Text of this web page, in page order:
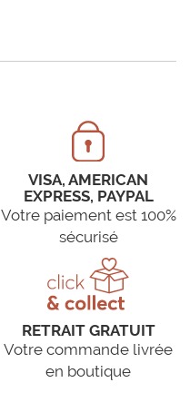
VISA, AMERICAN
EXPRESS, PAYPAL
Votre paiement est 100%
sécurisé
RETRAIT GRATUIT
Votre commande livrée
en boutique